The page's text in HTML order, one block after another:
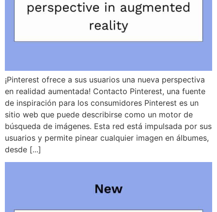
¡Pinterest ofrece a sus usuarios una nueva perspectiva
en realidad aumentada! Contacto Pinterest, una fuente
de inspiración para los consumidores Pinterest es un
sitio web que puede describirse como un motor de
búsqueda de imágenes. Esta red está impulsada por sus
usuarios y permite pinear cualquier imagen en álbumes,
desde [...]